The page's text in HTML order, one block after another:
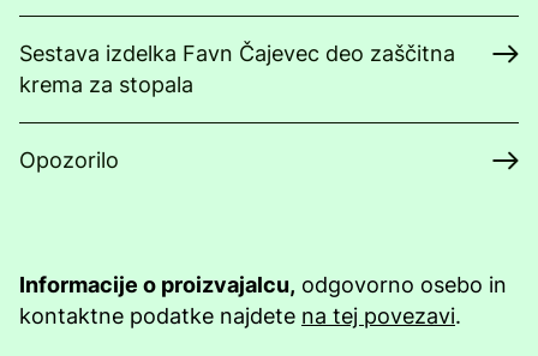
Sestava izdelka Favn Čajevec deo zaščitna
krema za stopala
Opozorilo
Informacije o proizvajalcu, odgovorno osebo in
kontaktne podatke najdete na tej povezavi.